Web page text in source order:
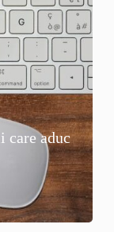
care aduc